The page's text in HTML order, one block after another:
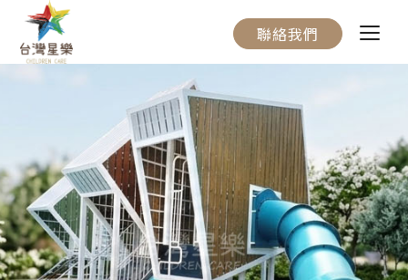
聯絡我們
關於我們
服務流程
產品介紹